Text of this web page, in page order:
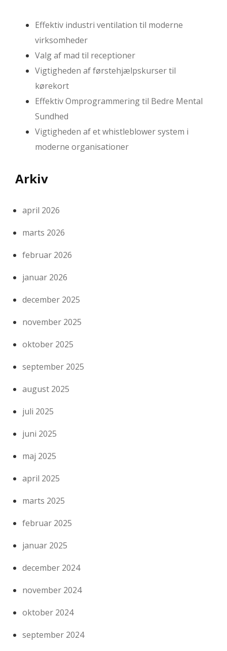
Effektiv industri ventilation til moderne
virksomheder
Valg af mad til receptioner
Vigtigheden af førstehjælpskurser til
kørekort
Effektiv Omprogrammering til Bedre Mental
Sundhed
Vigtigheden af et whistleblower system i
moderne organisationer
Arkiv
april 2026
marts 2026
februar 2026
januar 2026
december 2025
november 2025
oktober 2025
september 2025
august 2025
juli 2025
juni 2025
maj 2025
april 2025
marts 2025
februar 2025
januar 2025
december 2024
november 2024
oktober 2024
september 2024